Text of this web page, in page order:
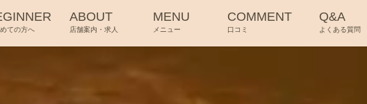
ての方へ
ABOUT
店舗案内・求人
MENU
メニュー
COMMENT
口コミ
Q&A
よくある質問